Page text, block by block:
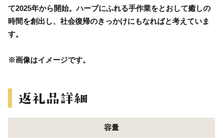
て2025年から開始。ハーブにふれる手作業をとおして癒しの
時間を創出し、社会復帰のきっかけにもなればと考えていま
す。
※画像はイメージです。
容量